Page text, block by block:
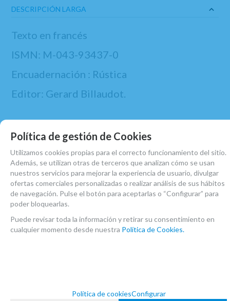
DESCRIPCIÓN LARGA
Texto en francés
ISMN: M-043-93437-0
Encuadernación : Rústica
Editor: Gerard Billaudot.
MARCA
GERARD BILLAUDOT
FAMILIAS RELACIONADAS
PARTITURAS PARTITURAS CLARINETE
METODOS CLARINETE
FECHA DE LANZAMIENTO
Viernes, 20 Noviembre 2020
Política de gestión de Cookies
Utilizamos cookies propias para el correcto funcionamiento del sitio.
Además, se utilizan otras de terceros que analizan cómo se usan
nuestros servicios para mejorar la experiencia de usuario, divulgar
ofertas comerciales personalizadas o realizar análisis de sus hábitos
de navegación. Pulse el botón para aceptarlas o “Configurar” para
poder bloquearlas.
Puede revisar toda la información y retirar su consentimiento en
cualquier momento desde nuestra Política de Cookies.
Política de cookiesConfigurar